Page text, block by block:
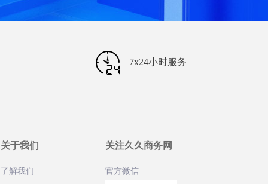
7x24小时服务
关于我们
了解我们
关注久久商务网
官方微信